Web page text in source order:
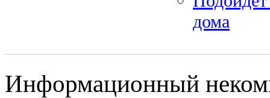
дома
Информационный